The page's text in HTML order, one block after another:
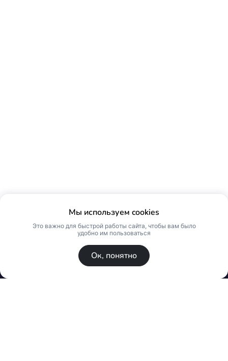
Мы используем cookies
Это важно для быстрой работы сайта, чтобы вам было
удобно им пользоваться
Ок, понятно